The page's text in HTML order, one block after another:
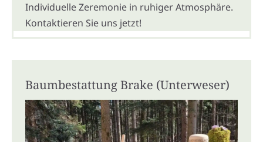
Individuelle Zeremonie in ruhiger Atmosphäre.
Kontaktieren Sie uns jetzt!
Baumbestattung Brake (Unterweser)